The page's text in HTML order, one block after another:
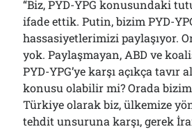
“Biz, PYD-YPG konusundaki
ifade ettik. Putin, bizim PYD-
hassasiyetlerimizi paylaşıyor.
yok. Paylaşmayan, ABD ve
PYD-YPG’ye karşı açıkça tavır
konusu olabilir mi? Orada
Türkiye olarak biz, ülkemize
tehdit unsuruna karşı, gerek